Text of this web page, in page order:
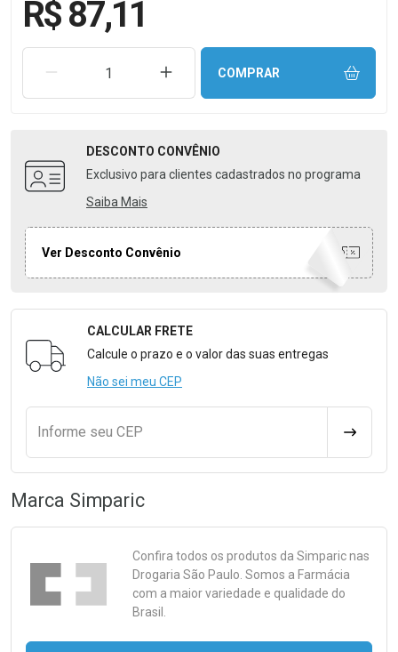
R$ 87,11
REMOVER UMA UNIDADEAUMENTAR UMA UNIDADE
COMPRAR
DESCONTO CONVÊNIO
Exclusivo para clientes cadastrados no programa
Saiba Mais
Ver Desconto Convênio
Formulário para Calcular o Frete
CALCULAR FRETE
Calcule o prazo e o valor das suas entregas
Não sei meu CEP
Informe seu CEP
Marca Simparic
Confira todos os produtos da Simparicnas
Drogaria São Paulo. Somos a Farmácia
com a maior variedade e qualidade do
Brasil.